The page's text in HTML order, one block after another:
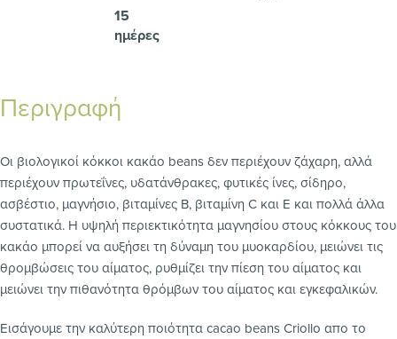
15
ημέρες
Περιγραφή
Οι βιολογικοί κόκκοι κακάο beans δεν περιέχουν ζάχαρη, αλλά
περιέχουν πρωτεΐνες, υδατάνθρακες, φυτικές ίνες, σίδηρο,
ασβέστιο, μαγνήσιο, βιταμίνες Β, βιταμίνη C και Ε και πολλά άλλα
συστατικά. Η υψηλή περιεκτικότητα μαγνησίου στους κόκκους του
κακάο μπορεί να αυξήσει τη δύναμη του μυοκαρδίου, μειώνει τις
θρομβώσεις του αίματος, ρυθμίζει την πίεση του αίματος και
μειώνει την πιθανότητα θρόμβων του αίματος και εγκεφαλικών.
Εισάγουμε την καλύτερη ποιότητα cacao beans Criollo απο το